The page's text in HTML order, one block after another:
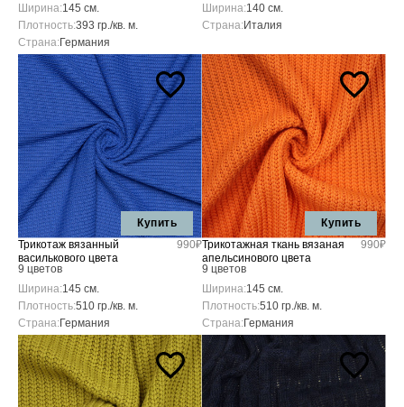
Ширина:145 см.
Плотность:393 гр./кв. м.
Страна:Германия
Ширина:140 см.
Страна:Италия
Купить
Трикотаж вязанный
василькового цвета
9 цветов
990₽
Ширина:145 см.
Плотность:510 гр./кв. м.
Страна:Германия
Купить
Трикотажная ткань вязаная
апельсинового цвета
9 цветов
990₽
Ширина:145 см.
Плотность:510 гр./кв. м.
Страна:Германия